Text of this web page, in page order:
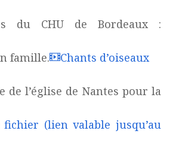
du CHU de Bordeaux :
famille.
Chants d’oiseaux
l’église de Nantes pour la
(lien valable jusqu’au